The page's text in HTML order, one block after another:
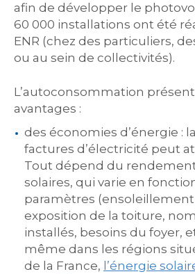
afin de développer le
60 000 installations ont été
ENR (chez des particuliers,
ou au sein de collectivités).
L’autoconsommation
avantages :
des économies d’énergie :
factures d’électricité peut
Tout dépend du
solaires, qui varie en
paramètres
exposition de la toiture,
installés, besoins du foyer,
même dans les régions
de la France, l’énergie